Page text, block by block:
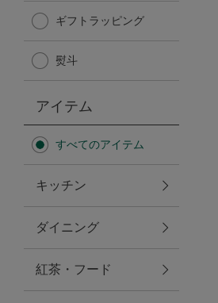
日傘
保冷バッグ
無重力シリーズ
トラベルグッズ
ギフトラッピング
熨斗
アイテム
すべてのアイテム
キッチン
ダイニング
紅茶・フード